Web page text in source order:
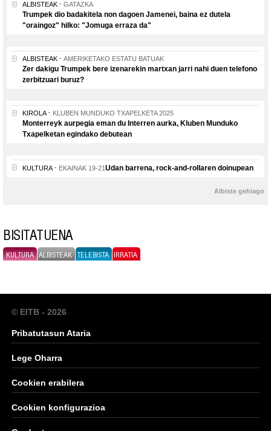
ALBISTEAK GATAZKA
Trumpek dio badakitela non dagoen Jamenei, baina ez dutela
"oraingoz" hilko: "Jomuga erraza da"
ALBISTEAK AMERIKETAKO ESTATU BATUAK
Zer dakigu Trumpek bere izenarekin martxan jarri nahi duen telefono
zerbitzuari buruz?
KIROLA KLUBEN MUNDUKO TXAPELKETA 2025
Monterreyk aurpegia eman du Interren aurka, Kluben Munduko
Txapelketan egindako debutean
KULTURA EKAINAK 19-21Udan barrena, rock-and-rollaren doinupean
Albiste gehiago
BISITATUENA
KULTURA ALBISTEAK TELEBISTA IRRATIA
© EITB - 2026
Pribatutasun Ataria
Lege Oharra
Cookien erabilera
Cookien konfigurazioa